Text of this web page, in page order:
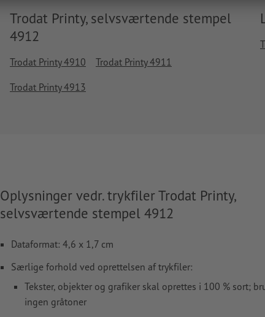
Trodat Printy, selvsværtende stempel
4912
Trodat Printy 4910 Trodat Printy 4911
Trodat Printy 4913
Oplysninger vedr. trykfiler Trodat Printy,
selvsværtende stempel 4912
Dataformat: 4,6 x 1,7 cm
Særlige forhold ved oprettelsen af trykfiler:
Tekster, objekter og grafiker skal oprettes i 100 % sort;
ingen gråtoner